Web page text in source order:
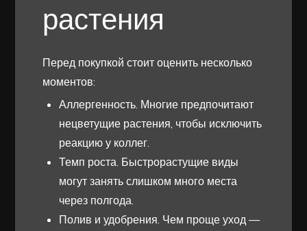
растения
Перед покупкой стоит оценить несколько
моментов:
Аллергенность. Многие предпочитают
нецветущие растения, чтобы исключить
реакцию у коллег.
Темп роста. Быстрорастущие виды
могут занять слишком много места
через полгода.
Полив и удобрения. Чем проще уход —